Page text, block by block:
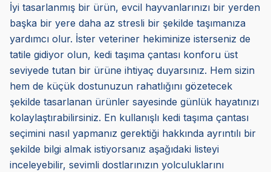
İyi tasarlanmış bir ürün, evcil hayvanlarınızı bir yerden
başka bir yere daha az stresli bir şekilde taşımanıza
yardımcı olur. İster veteriner hekiminize isterseniz de
tatile gidiyor olun, kedi taşıma çantası konforu üst
seviyede tutan bir ürüne ihtiyaç duyarsınız. Hem sizin
hem de küçük dostunuzun rahatlığını gözetecek
şekilde tasarlanan ürünler sayesinde günlük hayatınızı
kolaylaştırabilirsiniz. En kullanışlı kedi taşıma çantası
seçimini nasıl yapmanız gerektiği hakkında ayrıntılı bir
şekilde bilgi almak istiyorsanız aşağıdaki listeyi
inceleyebilir, sevimli dostlarınızın yolculuklarını